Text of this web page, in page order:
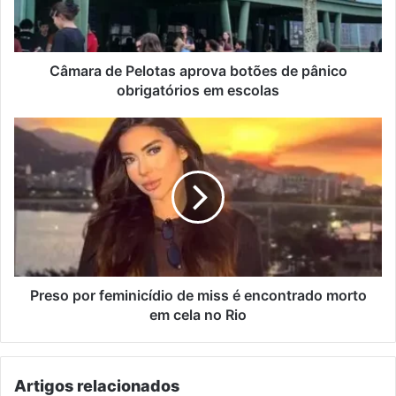
obrigatórios
em
escolasCâmara de Pelotas aprova botões de pânico
obrigatórios em escolas
Preso
feminicídio
de
miss
em
celaPreso por feminicídio de miss é encontrado morto
em cela no Rio
Artigos relacionados